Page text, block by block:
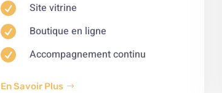
 Site vitrine
 Boutique en ligne
 Accompagnement continu
En Savoir Plus